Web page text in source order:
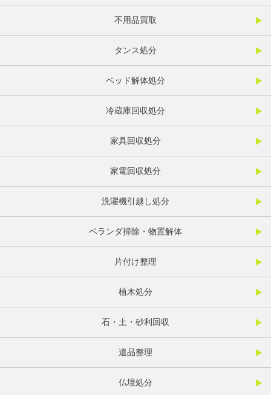
不用品買取
タンス処分
ベッド解体処分
冷蔵庫回収処分
家具回収処分
家電回収処分
洗濯機引越し処分
ベランダ掃除・物置解体
片付け整理
植木処分
石・土・砂利回収
遺品整理
仏壇処分